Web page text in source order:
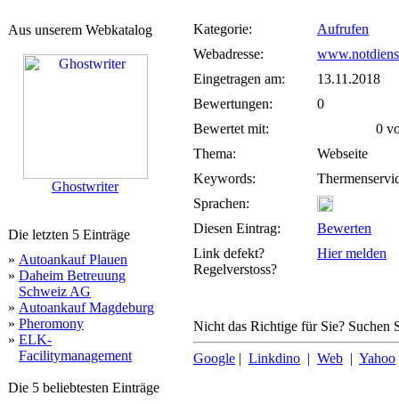
Aus unserem Webkatalog
Ghostwriter
Die letzten 5 Einträge
» Autoankauf Plauen
» Daheim Betreuung
Schweiz AG
» Autoankauf Magdeburg
» Pheromony
» ELK-
Facilitymanagement
Die 5 beliebtesten Einträge
Kategorie:
Aufrufen
Webadresse:
Eingetragen am:
13.11.2018
Bewertungen:
0
Bewertet mit:
0
Thema:
Webseite
Keywords:
Sprachen:
Diesen Eintrag:
Bewerten
Link defekt?
Regelverstoss?
Hier melden
Nicht das Richtige für Sie? Suchen
Google | Linkdino | Web | Yahoo